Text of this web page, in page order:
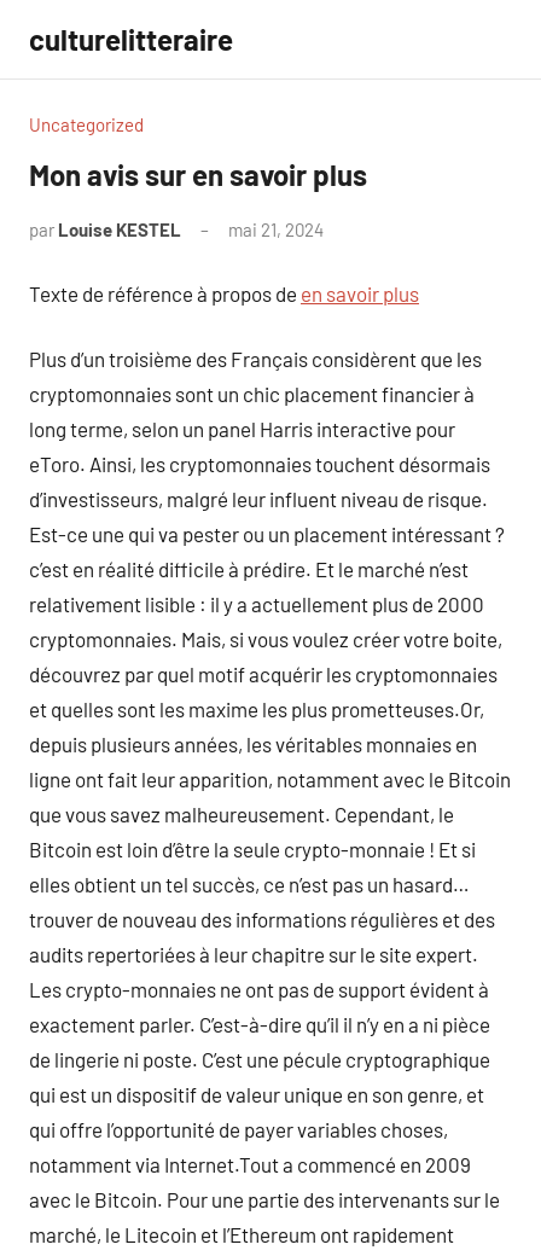
contenu
culturelitteraire
Uncategorized
Mon avis sur en savoir plus
par Louise KESTEL mai 21, 2024
Texte de référence à propos de en savoir plus
Plus d’un troisième des Français considèrent que les
cryptomonnaies sont un chic placement financier à
long terme, selon un panel Harris interactive pour
eToro. Ainsi, les cryptomonnaies touchent désormais
d’investisseurs, malgré leur influent niveau de risque.
Est-ce une qui va pester ou un placement intéressant ?
c’est en réalité difficile à prédire. Et le marché n’est
relativement lisible : il y a actuellement plus de 2000
cryptomonnaies. Mais, si vous voulez créer votre boite,
découvrez par quel motif acquérir les cryptomonnaies
et quelles sont les maxime les plus prometteuses.Or,
depuis plusieurs années, les véritables monnaies en
ligne ont fait leur apparition, notamment avec le Bitcoin
que vous savez malheureusement. Cependant, le
Bitcoin est loin d’être la seule crypto-monnaie ! Et si
elles obtient un tel succès, ce n’est pas un hasard…
trouver de nouveau des informations régulières et des
audits repertoriées à leur chapitre sur le site expert.
Les crypto-monnaies ne ont pas de support évident à
exactement parler. C’est-à-dire qu’il il n’y en a ni pièce
de lingerie ni poste. C’est une pécule cryptographique
qui est un dispositif de valeur unique en son genre, et
qui offre l’opportunité de payer variables choses,
notamment via Internet.Tout a commencé en 2009
avec le Bitcoin. Pour une partie des intervenants sur le
marché, le Litecoin et l’Ethereum ont rapidement